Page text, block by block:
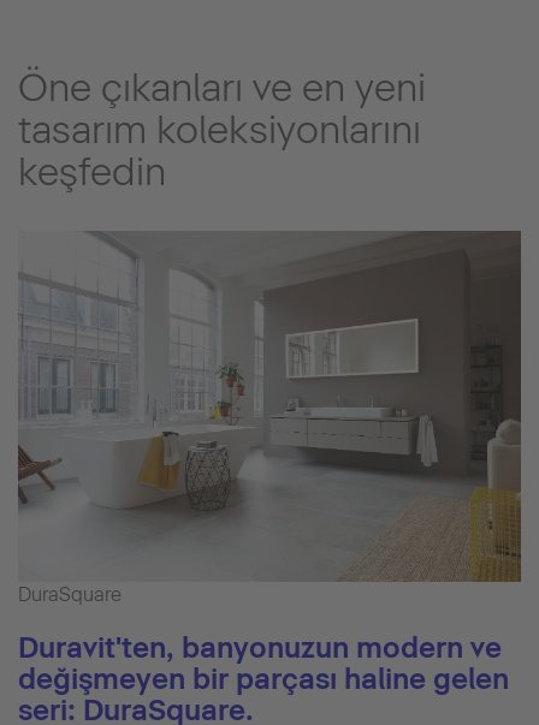
Öne çıkanları ve en yeni
tasarım koleksiyonlarını
keşfedin
DuraSquare
Duravit'ten, banyonuzun modern ve
değişmeyen bir parçası haline gelen
seri: DuraSquare.